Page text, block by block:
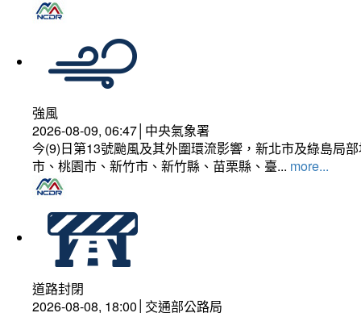
強風
2026-08-09, 06:47│中央氣象署
今(9)日第13號颱風及其外圍環流影響，新北市及綠島局
市、桃園市、新竹市、新竹縣、苗栗縣、臺... more...
道路封閉
2026-08-08, 18:00│交通部公路局